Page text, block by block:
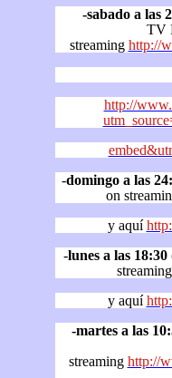
-sabado a las
TV
streaming http://
http://
-domingo a las
on
y aquí
-lunes a las 18:30
streaming
y aquí
-martes a las
streaming http://